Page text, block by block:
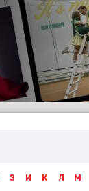
З И К Л М